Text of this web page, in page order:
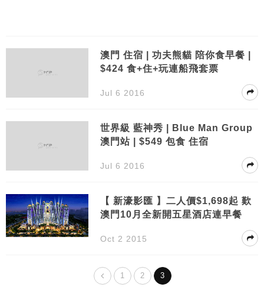
澳門 住宿 | 功夫熊貓 陪你食早餐 |
$424 食+住+玩連船飛套票
Jul 6 2016
世界級 藍神秀 | Blue Man Group
澳門站 | $549 包食 住宿
Jul 6 2016
【 新濠影匯 】二人價$1,698起 歎
澳門10月全新開五星酒店連早餐
Oct 2 2015
1 2 3